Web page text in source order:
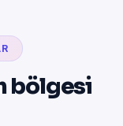
bölgesi